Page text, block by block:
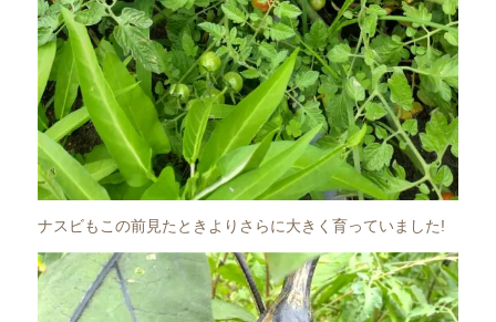
ナスビもこの前見たときよりさらに大きく育っていました!